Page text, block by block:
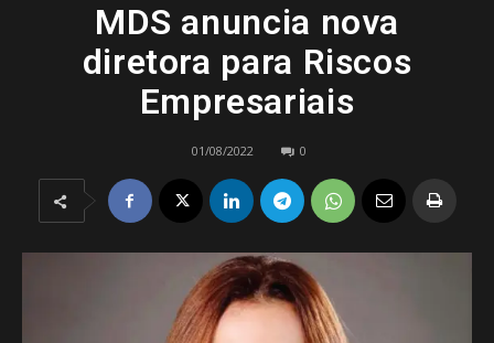
MDS anuncia nova
diretora para Riscos
Empresariais
01/08/2022 0